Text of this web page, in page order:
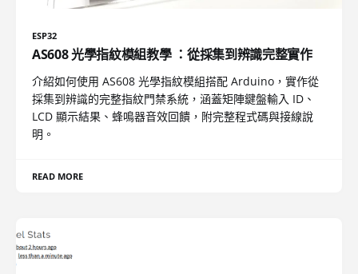
ESP32
AS608 光學指紋模組教學 ：從採集到辨識完整實作
介紹如何使用 AS608 光學指紋模組搭配 Arduino，實作從
採集到辨識的完整指紋門禁系統，涵蓋矩陣鍵盤輸入 ID、
LCD 顯示結果、蜂鳴器音效回饋，附完整程式碼與接線說
明。
READ MORE